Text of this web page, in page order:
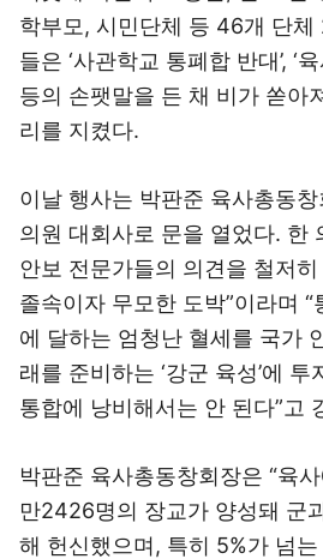
학부모, 시민단체 등 46개 단
들은 ‘사관학교 통폐합 반대’, ‘
등의 손팻말을 든 채 비가 쏟아
리를 지켰다.
이날 행사는 박판준 육사총동
의원 대회사로 문을 열었다. 한
안보 전문가들의 의견을 철저
졸속이자 무모한 도박”이라며
에 달하는 엄청난 혈세를 국가
래를 준비하는 ‘강군 육성’에
통합에 낭비해서는 안 된다”고
박판준 육사총동창회장은 “육
만2426명의 장교가 양성돼 군
해 헌신했으며, 특히 5%가 넘